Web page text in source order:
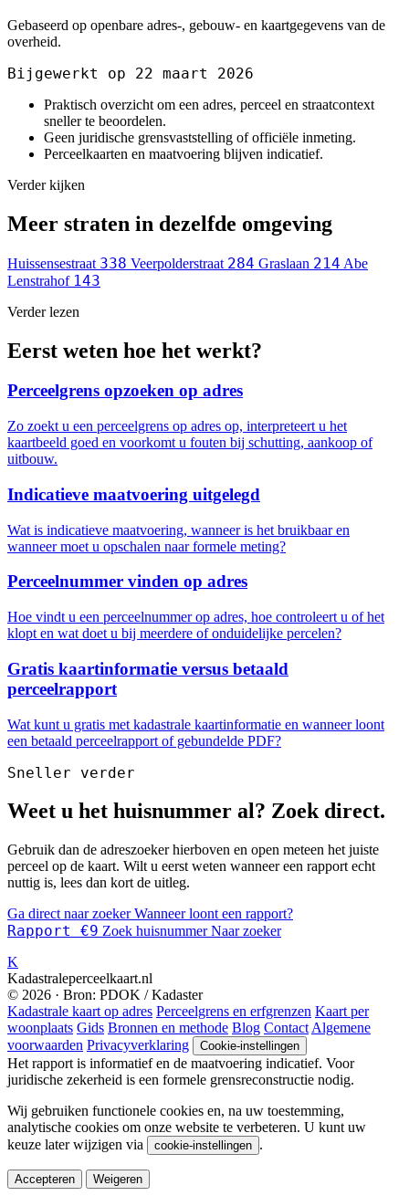
Gebaseerd op openbare adres-, gebouw- en kaartgegevens van de
overheid.
Bijgewerkt op 22 maart 2026
Praktisch overzicht om een adres, perceel en straatcontext
sneller te beoordelen.
Geen juridische grensvaststelling of officiële inmeting.
Perceelkaarten en maatvoering blijven indicatief.
Verder kijken
Meer straten in dezelfde omgeving
Huissensestraat 338 Veerpolderstraat 284 Graslaan 214 Abe
Lenstrahof 143
Verder lezen
Eerst weten hoe het werkt?
Perceelgrens opzoeken op adres
Zo zoekt u een perceelgrens op adres op, interpreteert u het
kaartbeeld goed en voorkomt u fouten bij schutting, aankoop of
uitbouw.
Indicatieve maatvoering uitgelegd
Wat is indicatieve maatvoering, wanneer is het bruikbaar en
wanneer moet u opschalen naar formele meting?
Perceelnummer vinden op adres
Hoe vindt u een perceelnummer op adres, hoe controleert u of het
klopt en wat doet u bij meerdere of onduidelijke percelen?
Gratis kaartinformatie versus betaald
perceelrapport
Wat kunt u gratis met kadastrale kaartinformatie en wanneer loont
een betaald perceelrapport of gebundelde PDF?
Sneller verder
Weet u het huisnummer al? Zoek direct.
Gebruik dan de adreszoeker hierboven en open meteen het juiste
perceel op de kaart. Wilt u eerst weten wanneer een rapport echt
nuttig is, lees dan kort de uitleg.
Ga direct naar zoekerWanneer loont een rapport?
Rapport €9 Zoek huisnummer Naar zoeker
K
Kadastraleperceelkaart.nl
© 2026 · Bron: PDOK / Kadaster
Kadastrale kaart op adres Perceelgrens en erfgrenzen Kaart per
woonplaats Gids Bronnen en methode Blog Contact Algemene
voorwaarden Privacyverklaring Cookie-instellingen
Het rapport is informatief en de maatvoering indicatief. Voor
juridische zekerheid is een formele grensreconstructie nodig.
Wij gebruiken functionele cookies en, na uw toestemming,
analytische cookies om onze website te verbeteren. U kunt uw
keuze later wijzigen via
cookie-instellingen .
Accepteren Weigeren